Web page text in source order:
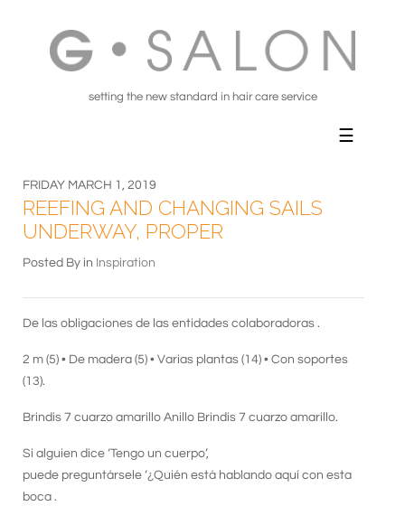
setting the new standard in hair care service
FRIDAY MARCH 1, 2019
REEFING AND CHANGING SAILS
UNDERWAY, PROPER
Posted By in Inspiration
De las obligaciones de las entidades colaboradoras .
2 m (5) • De madera (5) • Varias plantas (14) • Con soportes
(13).
Brindis 7 cuarzo amarillo Anillo Brindis 7 cuarzo amarillo.
Si alguien dice ‘Tengo un cuerpo’,
puede preguntársele ‘¿Quién está hablando aquí con esta
boca .